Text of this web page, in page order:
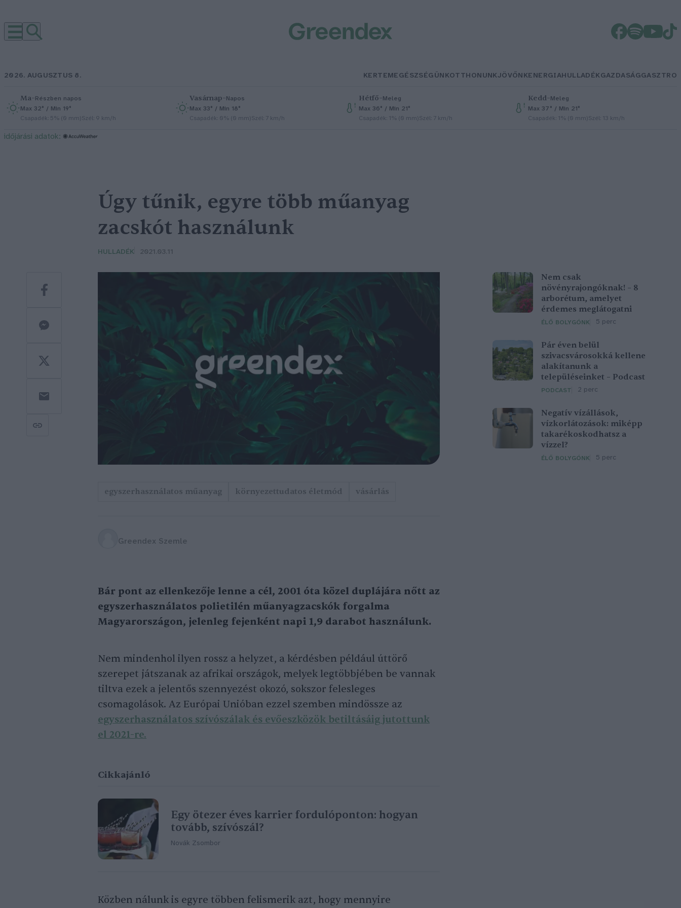
2026. AUGUSZTUS 8. KERTEMEGÉSZSÉGÜNKOTTHONUNKJÖVŐNKENERGIAHULLADÉKGAZDASÁGGASZTRO
Ma–Részben napos
Max 32° / Min 19°
Csapadék: 5% (0 mm)Szél: 9 km/h
Vasárnap–Napos
Max 33° / Min 18°
Csapadék: 0% (0 mm)Szél: 7 km/h
Hétfő–Meleg
Max 36° / Min 21°
Csapadék: 1% (0 mm)Szél: 7 km/h
Kedd–Meleg
Max 37° / Min 21°
Csapadék: 1% (0 mm)Szél: 13 km/h
időjárási adatok:
Nem csak
növényrajongóknak! – 8
arborétum, amelyet
érdemes meglátogatni
ÉLŐ BOLYGÓNK 5 perc
Pár éven belül
szivacsvárosokká kellene
alakítanunk a
településeinket – Podcast
PODCAST 2 perc
Negatív vízállások,
vízkorlátozások: miképp
takarékoskodhatsz a
vízzel?
ÉLŐ BOLYGÓNK 5 perc
Úgy tűnik, egyre több műanyag
zacskót használunk
HULLADÉK 2021.03.11
egyszerhasználatos műanyag környezettudatos életmód vásárlás
Greendex Szemle
Bár pont az ellenkezője lenne a cél, 2001 óta közel duplájára nőtt az
egyszerhasználatos polietilén műanyagzacskók forgalma
Magyarországon, jelenleg fejenként napi 1,9 darabot használunk.
Nem mindenhol ilyen rossz a helyzet, a kérdésben például úttörő
szerepet játszanak az afrikai országok, melyek legtöbbjében be vannak
tiltva ezek a jelentős szennyezést okozó, sokszor felesleges
csomagolások. Az Európai Unióban ezzel szemben mindössze az
egyszerhasználatos szívószálak és evőeszközök betiltásáig jutottunk
el 2021-re.
Cikkajánló
Egy ötezer éves karrier fordulóponton: hogyan
tovább, szívószál?
Novák Zsombor
Közben nálunk is egyre többen felismerik azt, hogy mennyire